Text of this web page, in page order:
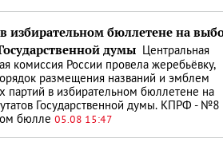
бюллетене на
думы Центральная
комиссия России провела жеребьёвку,
размещения названий и эмблем
партий в избирательном бюллетене на
Государственной думы. КПРФ - №8
бюлле 05.08 15:47